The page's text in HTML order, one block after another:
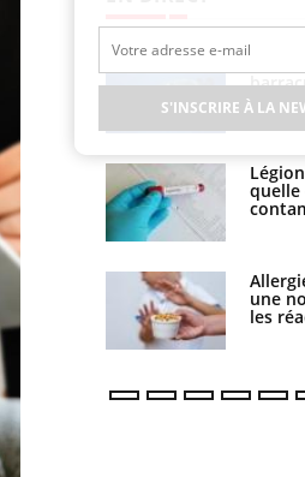
quelle
une
les
Bilan
les
TDAH
États-
S'INSCRIRE À LA